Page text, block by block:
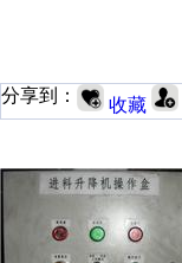
分享到： 收藏